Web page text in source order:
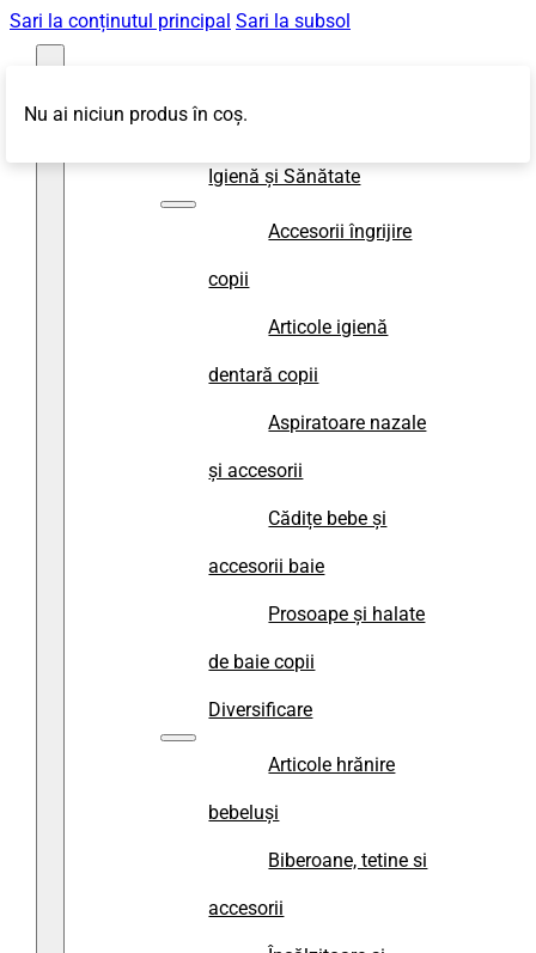
Sari la conținutul principal Sari la subsol
Igienă și Sănătate
Accesorii îngrijire
copii
Articole igienă
dentară copii
Aspiratoare nazale
și accesorii
Cădițe bebe și
accesorii baie
Prosoape și halate
de baie copii
Diversificare
Articole hrănire
bebeluși
Biberoane, tetine si
accesorii
Nu ai niciun produs în coș.